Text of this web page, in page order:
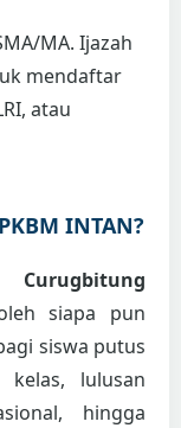
MA. Ijazah
mendaftar
atau
INTAN?
siapa pun
siswa putus
lulusan
hingga